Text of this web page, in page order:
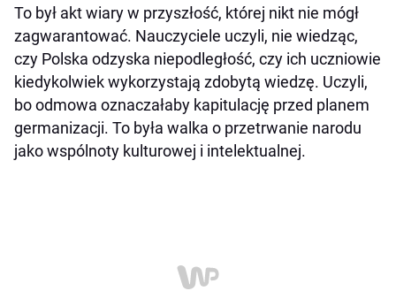
To był akt wiary w przyszłość, której nikt nie mógł
zagwarantować. Nauczyciele uczyli, nie wiedząc,
czy Polska odzyska niepodległość, czy ich uczniowie
kiedykolwiek wykorzystają zdobytą wiedzę. Uczyli,
bo odmowa oznaczałaby kapitulację przed planem
germanizacji. To była walka o przetrwanie narodu
jako wspólnoty kulturowej i intelektualnej.